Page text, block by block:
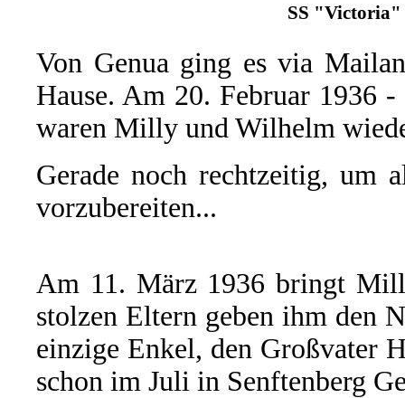
SS "Victoria"
Von Genua ging es via
Hause. Am 20. Februar 1936
waren Milly und Wilhelm
Gerade noch rechtzeitig, um
vorzubereiten...
Am 11. März 1936 bringt
stolzen Eltern geben ihm den
einzige Enkel, den Großvater
schon im Juli in Senftenberg